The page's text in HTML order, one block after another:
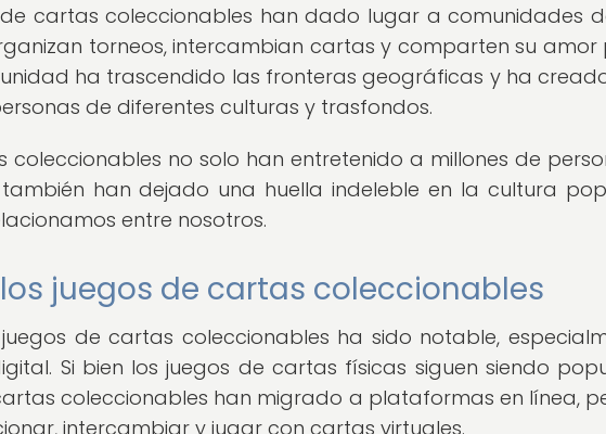
cartas coleccionables han dado lugar a comunidades
torneos, intercambian cartas y comparten su amor
ha trascendido las fronteras geográficas y ha
de diferentes culturas y trasfondos.
coleccionables no solo han entretenido a millones de
han dejado una huella indeleble en la cultura
entre nosotros.
juegos de cartas coleccionables
de cartas coleccionables ha sido notable,
Si bien los juegos de cartas físicas siguen siendo
coleccionables han migrado a plataformas en línea,
intercambiar y jugar con cartas virtuales.